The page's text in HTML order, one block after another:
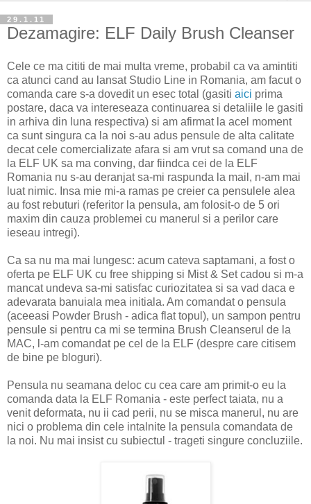
29.1.11
Dezamagire: ELF Daily Brush Cleanser
Cele ce ma cititi de mai multa vreme, probabil ca va amintiti
ca atunci cand au lansat Studio Line in Romania, am facut o
comanda care s-a dovedit un esec total (gasiti aici prima
postare, daca va intereseaza continuarea si detaliile le gasiti
in arhiva din luna respectiva) si am afirmat la acel moment
ca sunt singura ca la noi s-au adus pensule de alta calitate
decat cele comercializate afara si am vrut sa comand una de
la ELF UK sa ma conving, dar fiindca cei de la ELF
Romania nu s-au deranjat sa-mi raspunda la mail, n-am mai
luat nimic. Insa mie mi-a ramas pe creier ca pensulele alea
au fost rebuturi (referitor la pensula, am folosit-o de 5 ori
maxim din cauza problemei cu manerul si a perilor care
ieseau intregi).
Ca sa nu ma mai lungesc: acum cateva saptamani, a fost o
oferta pe ELF UK cu free shipping si Mist & Set cadou si m-a
mancat undeva sa-mi satisfac curiozitatea si sa vad daca e
adevarata banuiala mea initiala. Am comandat o pensula
(aceeasi Powder Brush - adica flat topul), un sampon pentru
pensule si pentru ca mi se termina Brush Cleanserul de la
MAC, l-am comandat pe cel de la ELF (despre care citisem
de bine pe bloguri).
Pensula nu seamana deloc cu cea care am primit-o eu la
comanda data la ELF Romania - este perfect taiata, nu a
venit deformata, nu ii cad perii, nu se misca manerul, nu are
nici o problema din cele intalnite la pensula comandata de
la noi. Nu mai insist cu subiectul - trageti singure concluziile.